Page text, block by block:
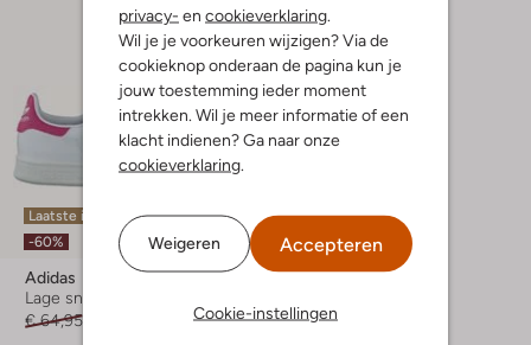
privacy- en cookieverklaring
Wil je je voorkeuren wijzigen? Via de
cookieknop onderaan de pagina kun je
jouw toestemming ieder moment
intrekken. Wil je meer informatie of een
klacht indienen? Ga naar onze
cookieverklaring
Weigeren Accepteren
Cookie-instellingen
Laatste items
-60%
Adidas
Lage sneakers
€ 64,95